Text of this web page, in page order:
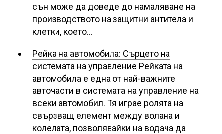
сън може да доведе до намаляване на
производството на защитни антитела и
клетки, което…
Рейка на автомобила: Сърцето на
системата на управление Рейката на
автомобила е една от най-важните
авточасти в системата на управление на
всеки автомобил. Тя играе ролята на
свързващ елемент между волана и
колелата, позволявайки на водача да